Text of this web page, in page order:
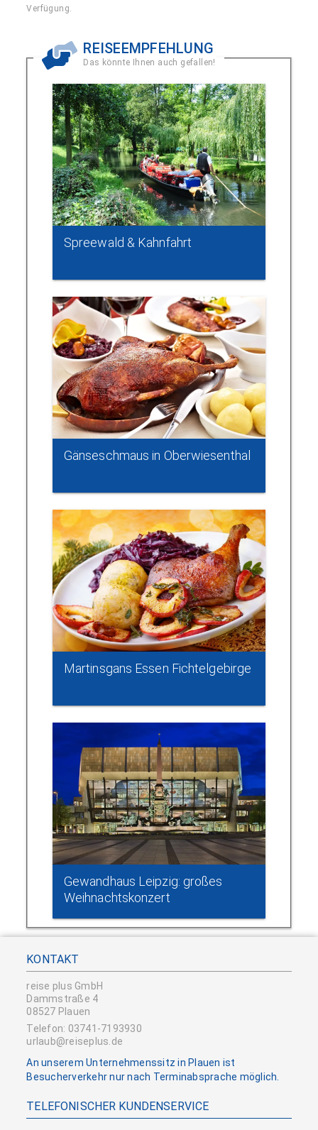
Verfügung.
REISEEMPFEHLUNG
Das könnte Ihnen auch gefallen!
Spreewald & Kahnfahrt
Gänseschmaus in Oberwiesenthal
Martinsgans Essen Fichtelgebirge
Gewandhaus Leipzig: großes
Weihnachtskonzert
KONTAKT
reise plus GmbH
Dammstraße 4
08527 Plauen
Telefon: 03741-7193930
urlaub@reiseplus.de
An unserem Unternehmenssitz in Plauen ist
Besucherverkehr nur nach Terminabsprache möglich.
TELEFONISCHER KUNDENSERVICE